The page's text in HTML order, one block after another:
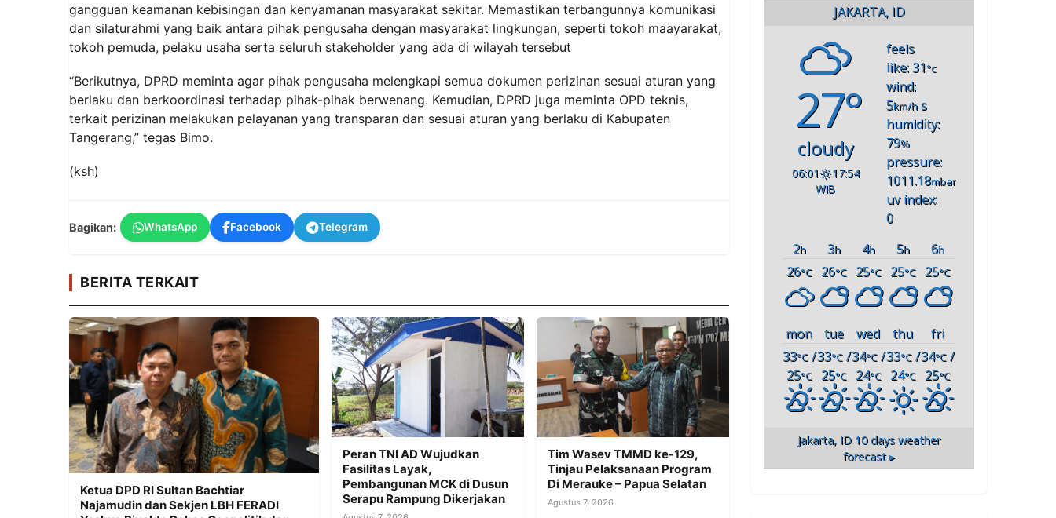
gangguan keamanan kebisingan dan kenyamanan masyarakat sekitar. Memastikan terbangunnya komunikasi
dan silaturahmi yang baik antara pihak pengusaha dengan masyarakat lingkungan, seperti tokoh maayarakat,
tokoh pemuda, pelaku usaha serta seluruh stakeholder yang ada di wilayah tersebut
“Berikutnya, DPRD meminta agar pihak pengusaha melengkapi semua dokumen perizinan sesuai aturan yang
berlaku dan berkoordinasi terhadap pihak-pihak berwenang. Kemudian, DPRD juga meminta OPD teknis,
terkait perizinan melakukan pelayanan yang transparan dan sesuai aturan yang berlaku di Kabupaten
Tangerang,” tegas Bimo.
(ksh)
Bagikan: WhatsApp Facebook Telegram
BERITA TERKAIT
Ketua DPD RI Sultan Bachtiar
Najamudin dan Sekjen LBH FERADI
Peran TNI AD Wujudkan
Fasilitas Layak,
Pembangunan MCK di Dusun
Serapu Rampung Dikerjakan
Tim Wasev TMMD ke-129,
Tinjau Pelaksanaan Program
Di Merauke – Papua Selatan
Agustus 7, 2026
JAKARTA, ID
27°
cloudy
06:01
17:54
WIB
feels
like: 31°c
wind:
5km/h s
humidity:
79%
pressure:
1011.18mbar
uv index:
0
2h 3h 4h 5h 6h
26°C 26°C 25°C 25°C 25°C
mon tue wed thu
fri
33°C/
25°C
33°C/
25°C
34°C/
24°C
33°C/
24°C
34°C /
25°C
Jakarta, ID 10 days weather
forecast ▸